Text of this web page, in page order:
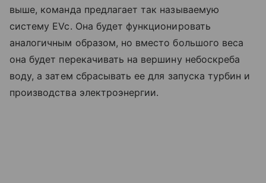
выше, команда предлагает так называемую
систему EVc. Она будет функционировать
аналогичным образом, но вместо большого веса
она будет перекачивать на вершину небоскреба
воду, а затем сбрасывать ее для запуска турбин и
производства электроэнергии.